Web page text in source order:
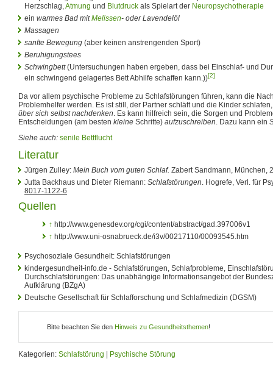
Herzschlag,Atmung und Blutdruck als Spielart der Neuropsychotherapie
ein warmes Bad mitMelissen- oder Lavendelöl
Massagen
sanfte Bewegung (aber keinen anstrengenden Sport)
Beruhigungstees
Schwingbett(Untersuchungen haben ergeben, dass bei Einschlaf- und
ein schwingend gelagertes Bett Abhilfe schaffen kann.))[2]
Da vor allem psychische Probleme zu Schlafstörungen führen, kann die
Problemhelfer werden. Es ist still, der Partner schläft und die Kinder
über sich selbst nachdenken. Es kann hilfreich sein, die Sorgen und
Entscheidungen (am besten kleine Schritte) aufzuschreiben. Dazu kann ein
Siehe auch: senile Bettflucht
Literatur
Jürgen Zulley: Mein Buch vom guten Schlaf. Zabert Sandmann, München,
Jutta Backhaus und Dieter Riemann: Schlafstörungen. Hogrefe, Verl. für
8017-1122-6
Quellen
↑ http://www.genesdev.org/cgi/content/abstract/gad.397006v1
↑ http://www.uni-osnabrueck.de/i3v/00217110/00093545.htm
Psychosoziale Gesundheit: Schlafstörungen
kindergesundheit-info.de - Schlafstörungen, Schlafprobleme,
Durchschlafstörungen: Das unabhängige Informationsangebot der
Aufklärung (BZgA)
Deutsche Gesellschaft für Schlafforschung und Schlafmedizin (DGSM)
Bitte beachten Sie den Hinweis zu Gesundheitsthemen!
Kategorien: Schlafstörung Psychische Störung